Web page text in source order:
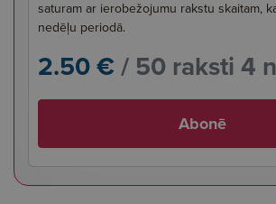
saturam ar ierobežojumu rakstu skaitam,
nedēļu periodā.
2.50 € / 50 raksti 4
Abonē